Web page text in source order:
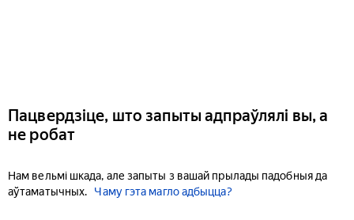
Пацвердзіце, што запыты адпраўлялі вы, а
не робат
Нам вельмі шкада, але запыты з вашай прылады падобныя да
аўтаматычных.
Чаму гэта магло адбыцца?